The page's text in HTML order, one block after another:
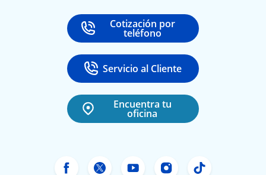
Call
Cotización por
teléfono
at
Call
Servicio al Cliente
at 888-531-6720
Encuentra tu
oficina